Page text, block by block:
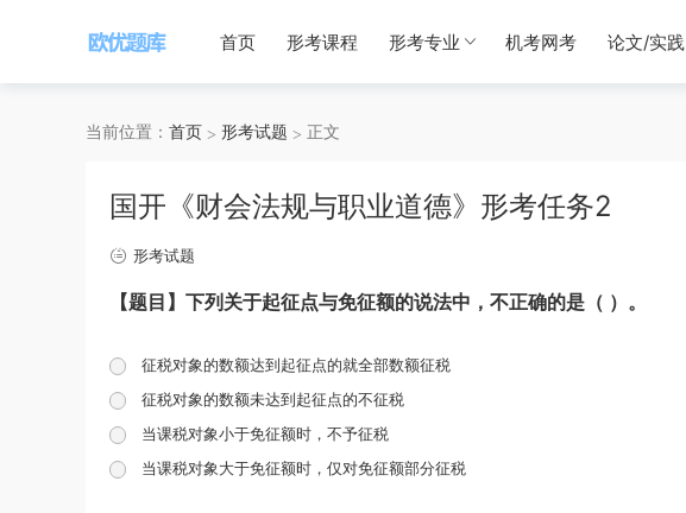
首页 形考课程 形考专业 机考网考 论文/实践
当前位置： 首页 形考试题 正文
国开《财会法规与职业道德》形考任务2
形考试题
【题目】下列关于起征点与免征额的说法中，不正确的是（ ）。
征税对象的数额达到起征点的就全部数额征税
征税对象的数额未达到起征点的不征税
当课税对象小于免征额时，不予征税
当课税对象大于免征额时，仅对免征额部分征税